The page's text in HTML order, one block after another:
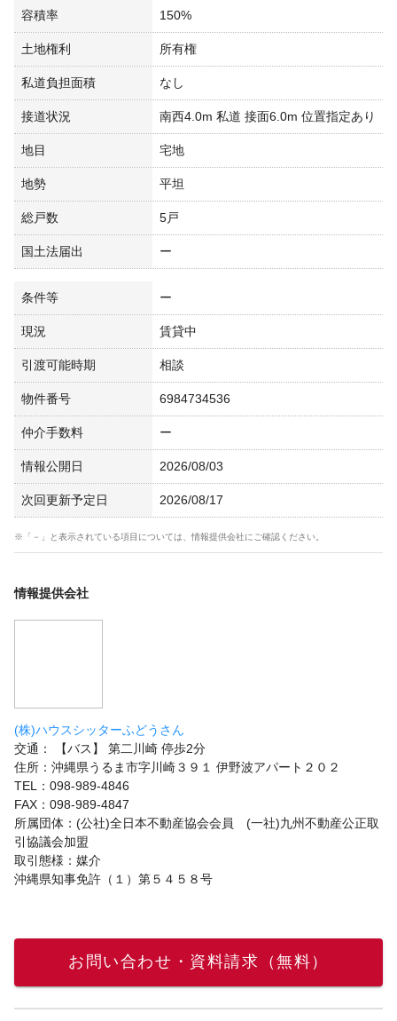
容積率 150%
土地権利 所有権
私道負担面積 なし
接道状況 南西4.0m 私道 接面6.0m 位置指定あり
地目 宅地
地勢 平坦
総戸数 5戸
国土法届出 ー
条件等 ー
現況 賃貸中
引渡可能時期 相談
物件番号 6984734536
仲介手数料 ー
情報公開日 2026/08/03
次回更新予定日 2026/08/17
※「－」と表示されている項目については、情報提供会社にご確認ください。
情報提供会社
(株)ハウスシッターふどうさん
交通： 【バス】 第二川崎 停歩2分
住所：沖縄県うるま市字川崎３９１ 伊野波アパート２０２
TEL：098-989-4846
FAX：098-989-4847
所属団体：(公社)全日本不動産協会会員 (一社)九州不動産公正取
引協議会加盟
取引態様：媒介
沖縄県知事免許（１）第５４５８号
お問い合わせ・資料請求（無料）